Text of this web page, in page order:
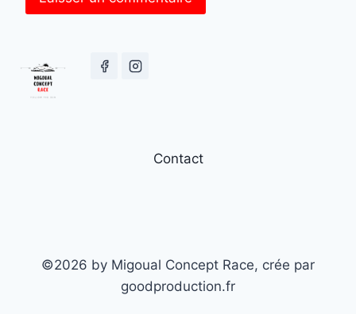
Contact
©2026 by Migoual Concept Race, crée par
goodproduction.fr